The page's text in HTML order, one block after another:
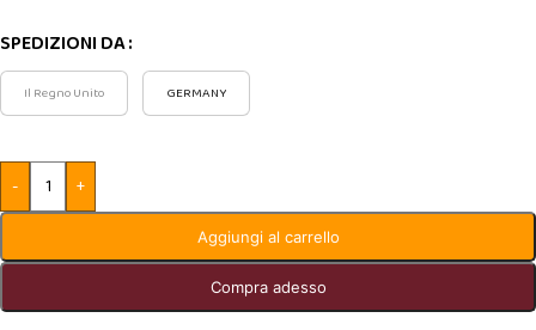
SPEDIZIONI DA
Il Regno Unito GERMANY
- +
Aggiungi al carrello
Compra adesso